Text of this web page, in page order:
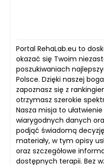
Portal RehaLab.eu to
okazać się Twoim
poszukiwaniach
Polsce. Dzięki naszej
zapoznasz się z
otrzymasz szerokie
Nasza misja to
wiarygodnych danych
podjąć świadomą
materiały, w tym opisy
oraz szczegółowe
dostępnych terapii. Bez